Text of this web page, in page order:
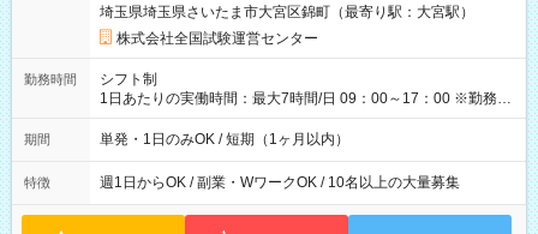
×8時間＝日収10,400円＋交通費 ※当日の役割により時給＋100
円の場合あり ・国家試験 7:00～13:30（休憩なし） 時給1,300
円（役割手当＋100円）×6時間＝日収8,400円＋交通費 【試用期
間】試用期間なし
埼玉県埼玉県さいたま市大宮区錦町（最寄り駅：大宮駅）
株式会社全国試験運営センター
勤務時間
シフト制
1日あたりの実働時間：最大7時間/日 09：00～17：00 ※勤務時
間は 試験により異なります。
期間 単発・1日のみOK / 短期（1ヶ月以内）
特徴 週1日からOK / 副業・WワークOK / 10名以上の大量募集